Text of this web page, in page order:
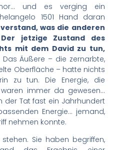
und es verging ein
1501 Hand daran
was die anderen
jetzige Zustand des
mit dem David zu tun,
Das Äußere – die zernarbte,
Oberfläche – hatte nichts
zu tun. Die Energie, die
immer da gewesen…
der Tat fast ein Jahrhundert
Energie… jemand,
nehmen konnte.
Sie haben begriffen,